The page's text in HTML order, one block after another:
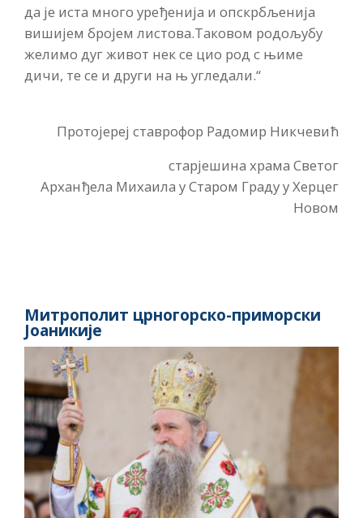
да је иста много уређенија и опскрбљенија
вишијем бројем листова.Таковом родољубу
желимо дуг живот нек се цио род с њиме
дичи, те се и други на њ угледали.“
Протојереј ставрофор Радомир Никчевић
старјешина храма Светог
Арханђела Михаила у Старом Граду у Херцег
Новом
Митрополит црногорско-приморски
Јоаникије